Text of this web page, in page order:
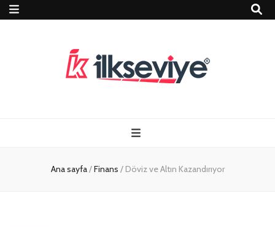
ve Travel – Tur
Rehberi
Ana sayfa/Finans / Döviz ve Altın Kazandırıyor